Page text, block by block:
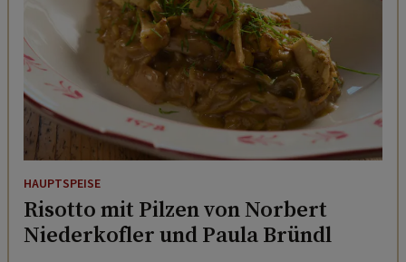
HAUPTSPEISE
Risotto mit Pilzen von Norbert
Niederkofler und Paula Bründl